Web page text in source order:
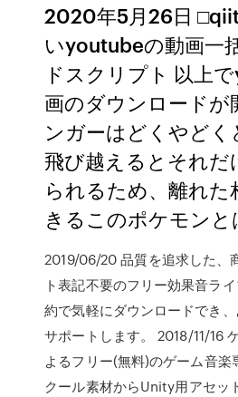
2020年5月26日
いyoutubeの動画一
ドスクリプト 以上
画のダウンロードが
ンガーはどくやどく
飛び越えるとそれだ
られるため、離れた
きるこのポケモンと
2019/06/20 品質を追求した、
ト表記不要のフリー効果音ラ
約で気軽にダウンロードでき
サポートします。 2018/11/16
よるフリー(無料)のゲーム音楽
クール素材からUnity用アセッ